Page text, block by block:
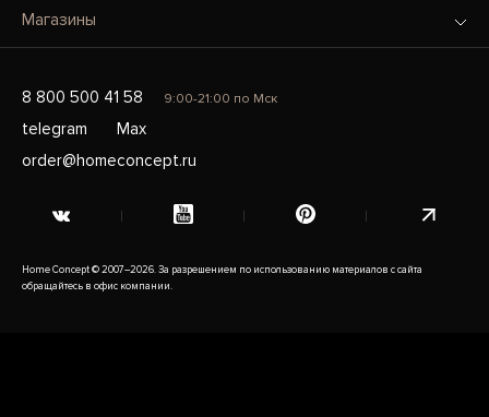
Магазины
8 800 500 41 58 9:00-21:00 по Мск
telegram
Max
order@homeconcept.ru
Home Concept © 2007–2026. За разрешением по использованию материалов с сайта
обращайтесь в офис компании.